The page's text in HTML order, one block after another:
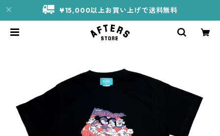
¥15,000以上お買い上げで送料無料